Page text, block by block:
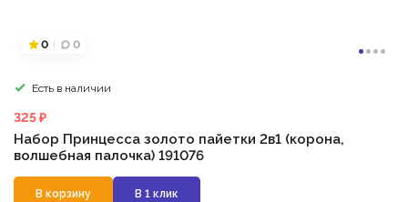
0 0
Есть в наличии
325 ₽
Набор Принцесса золото пайетки 2в1 (корона,
волшебная палочка) 191076
В корзину В 1 клик